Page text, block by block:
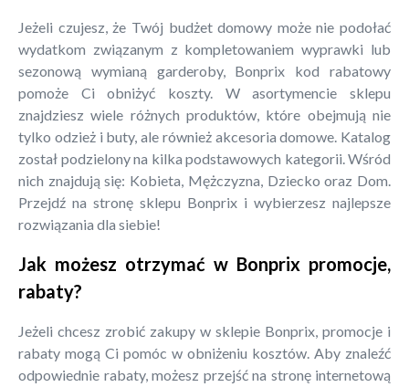
Jeżeli czujesz, że Twój budżet domowy może nie podołać
wydatkom związanym z kompletowaniem wyprawki lub
sezonową wymianą garderoby, Bonprix kod rabatowy
pomoże Ci obniżyć koszty. W asortymencie sklepu
znajdziesz wiele różnych produktów, które obejmują nie
tylko odzież i buty, ale również akcesoria domowe. Katalog
został podzielony na kilka podstawowych kategorii. Wśród
nich znajdują się: Kobieta, Mężczyzna, Dziecko oraz Dom.
Przejdź na stronę sklepu Bonprix i wybierzesz najlepsze
rozwiązania dla siebie!
Jak możesz otrzymać w Bonprix promocje,
rabaty?
Jeżeli chcesz zrobić zakupy w sklepie Bonprix, promocje i
rabaty mogą Ci pomóc w obniżeniu kosztów. Aby znaleźć
odpowiednie rabaty, możesz przejść na stronę internetową